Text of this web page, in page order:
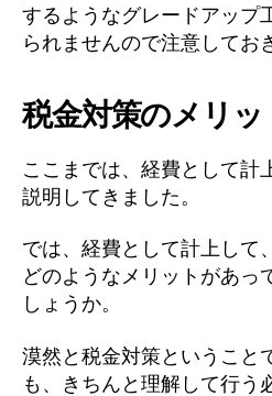
するようなグレードアップ
られませんので注意してお
税金対策のメリッ
ここまでは、経費として計
説明してきました。
では、経費として計上して
どのようなメリットがあっ
しょうか。
漠然と税金対策ということ
も、きちんと理解して行う